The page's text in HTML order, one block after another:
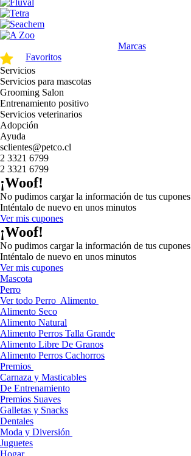
Marcas
Favoritos
Servicios
Servicios para mascotas
Grooming Salon
Entrenamiento positivo
Servicios veterinarios
Adopción
Ayuda
sclientes@petco.cl
2 3321 6799
2 3321 6799
¡Woof!
No pudimos cargar la información de tus cupones
Inténtalo de nuevo en unos minutos
Ver mis cupones
¡Woof!
No pudimos cargar la información de tus cupones
Inténtalo de nuevo en unos minutos
Ver mis cupones
Mascota
Perro
Ver todo Perro Alimento
Alimento Seco
Alimento Natural
Alimento Perros Talla Grande
Alimento Libre De Granos
Alimento Perros Cachorros
Premios
Carnaza y Masticables
De Entrenamiento
Premios Suaves
Galletas y Snacks
Dentales
Moda y Diversión
Juguetes
Hogar